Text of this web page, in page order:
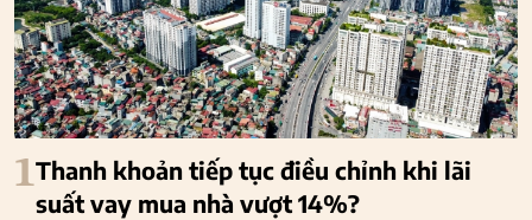
1Thanh khoản tiếp tục điều chỉnh khi lãi
suất vay mua nhà vượt 14%?